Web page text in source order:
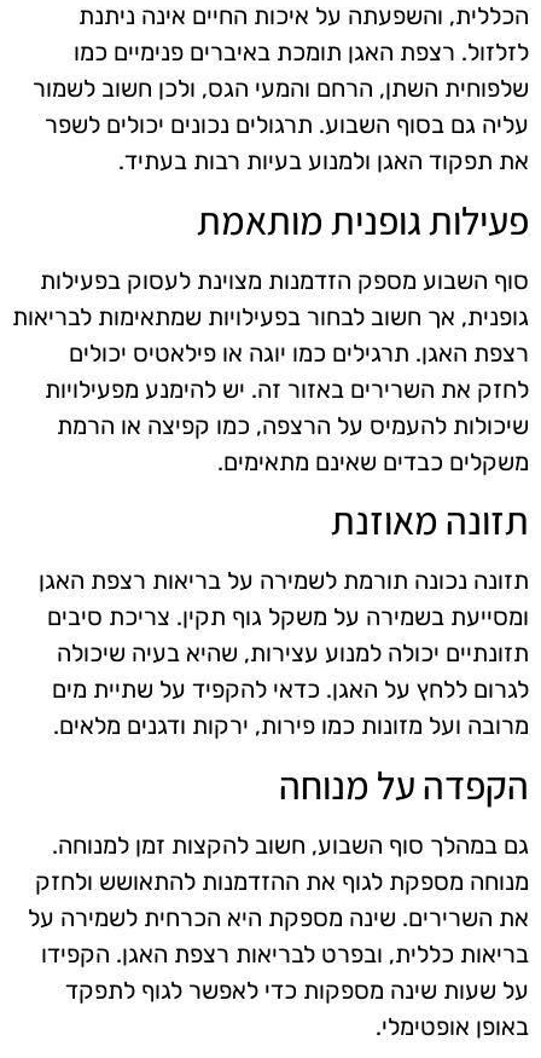
הכללית, והשפעתה על איכות החיים אינה ניתנת
לזלזול. רצפת האגן תומכת באיברים פנימיים כמו
שלפוחית השתן, הרחם והמעי הגס, ולכן חשוב לשמור
עליה גם בסוף השבוע. תרגולים נכונים יכולים לשפר
את תפקוד האגן ולמנוע בעיות רבות בעתיד.
פעילות גופנית מותאמת
סוף השבוע מספק הזדמנות מצוינת לעסוק בפעילות
גופנית, אך חשוב לבחור בפעילויות שמתאימות לבריאות
רצפת האגן. תרגילים כמו יוגה או פילאטיס יכולים
לחזק את השרירים באזור זה. יש להימנע מפעילויות
שיכולות להעמיס על הרצפה, כמו קפיצה או הרמת
משקלים כבדים שאינם מתאימים.
תזונה מאוזנת
תזונה נכונה תורמת לשמירה על בריאות רצפת האגן
ומסייעת בשמירה על משקל גוף תקין. צריכת סיבים
תזונתיים יכולה למנוע עצירות, שהיא בעיה שיכולה
לגרום ללחץ על האגן. כדאי להקפיד על שתיית מים
מרובה ועל מזונות כמו פירות, ירקות ודגנים מלאים.
הקפדה על מנוחה
גם במהלך סוף השבוע, חשוב להקצות זמן למנוחה.
מנוחה מספקת לגוף את ההזדמנות להתאושש ולחזק
את השרירים. שינה מספקת היא הכרחית לשמירה על
בריאות כללית, ובפרט לבריאות רצפת האגן. הקפידו
על שעות שינה מספקות כדי לאפשר לגוף לתפקד
באופן אופטימלי.